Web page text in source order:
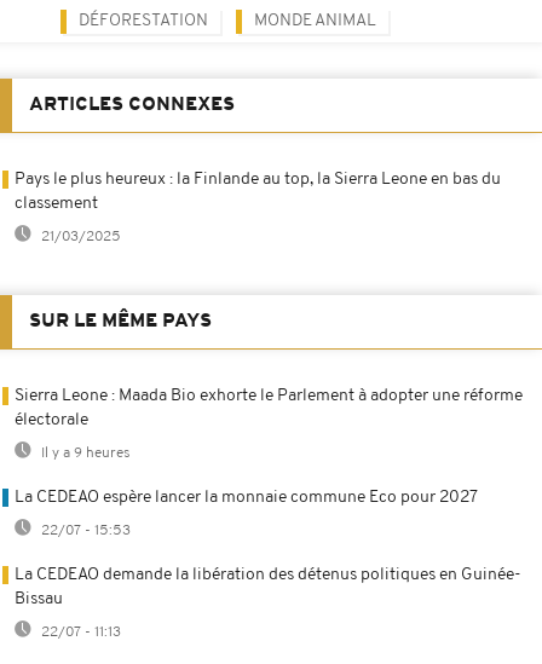
DÉFORESTATION MONDE ANIMAL
ARTICLES CONNEXES
Pays le plus heureux : la Finlande au top, la Sierra Leone en bas du
classement
21/03/2025
SUR LE MÊME PAYS
Sierra Leone : Maada Bio exhorte le Parlement à adopter une réforme
électorale
Il y a 9 heures
La CEDEAO espère lancer la monnaie commune Eco pour 2027
22/07 - 15:53
La CEDEAO demande la libération des détenus politiques en Guinée-
Bissau
22/07 - 11:13